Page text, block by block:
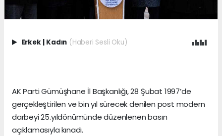
Erkek | Kadın (Haberi Sesli Oku)
AK Parti Gümüşhane İl Başkanlığı, 28 Şubat 1997’de
gerçekleştirilen ve bin yıl sürecek denilen post modern
darbeyi 25.yıldönümünde düzenlenen basın
açıklamasıyla kınadı.